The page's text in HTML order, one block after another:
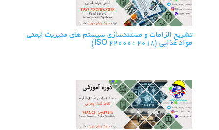
تشریح الزامات و مستندسازی سیستم های مدیریت ایمنی
مواد غذایی (ISO 22000 : 2018)